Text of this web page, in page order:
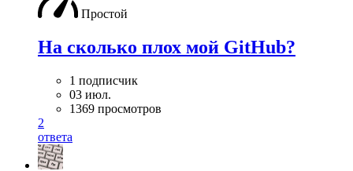
Простой
На сколько плох мой GitHub?
1 подписчик
03 июл.
1369 просмотров
2
ответа